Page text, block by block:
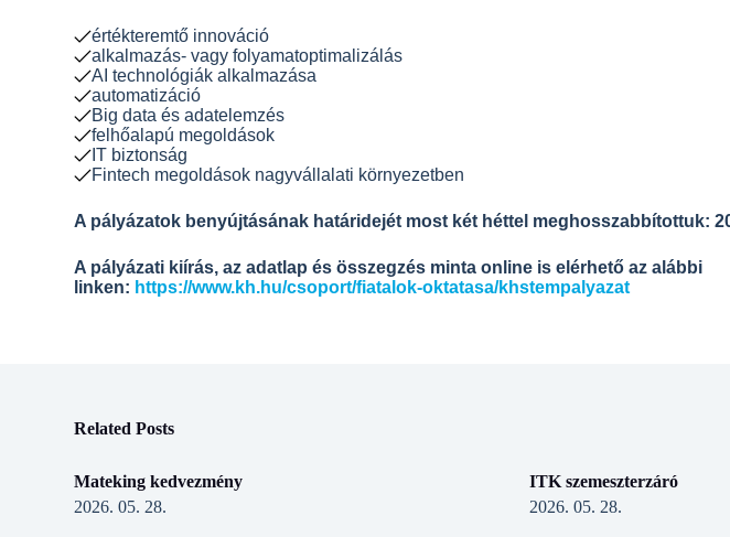
értékteremtő innováció
alkalmazás- vagy folyamatoptimalizálás
AI technológiák alkalmazása
automatizáció
Big data és adatelemzés
felhőalapú megoldások
IT biztonság
Fintech megoldások nagyvállalati környezetben
A pályázatok benyújtásának határidejét most két héttel meghosszabbítottuk:
A pályázati kiírás, az adatlap és összegzés minta online is elérhető az alábbi
linken: https://www.kh.hu/csoport/fiatalok-oktatasa/khstempalyazat
Related Posts
Mateking kedvezmény
2026. 05. 28.
ITK szemeszterzáró
2026. 05. 28.